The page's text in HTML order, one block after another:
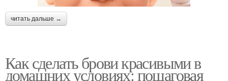
читать дальше →
Как сделать брови красивыми в
домашних условиях: пошаговая